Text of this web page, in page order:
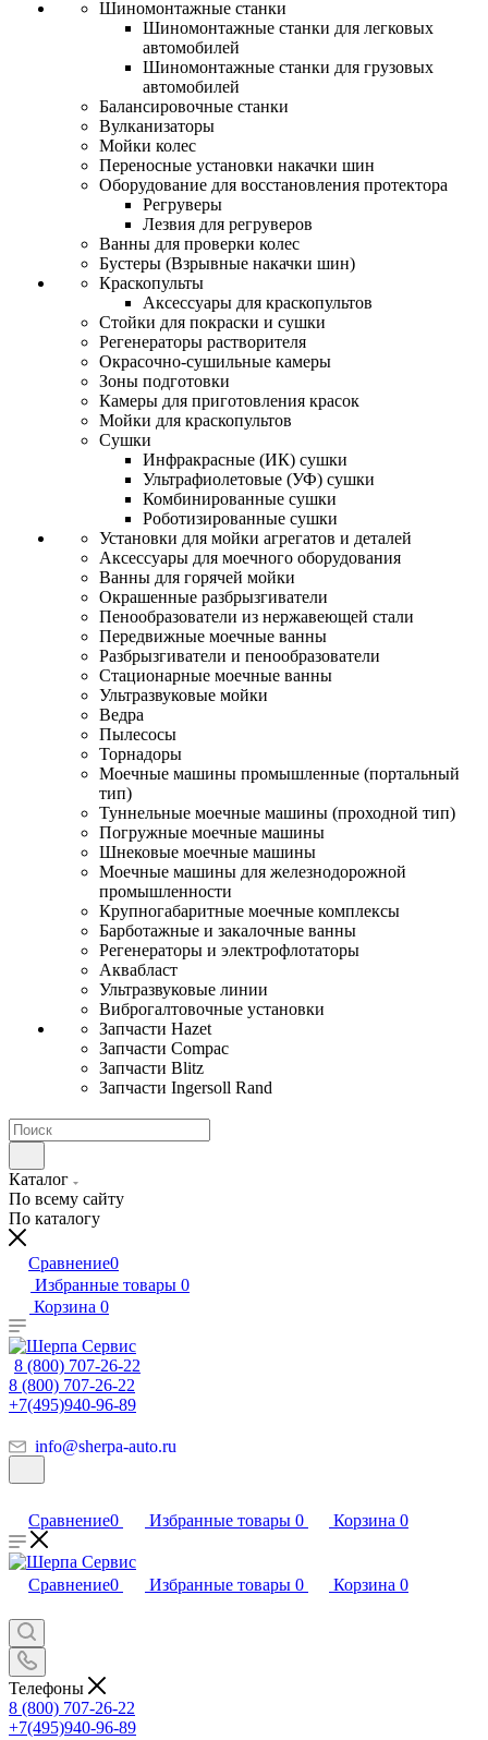
Шиномонтажные станки
Шиномонтажные станки для легковых
автомобилей
Шиномонтажные станки для грузовых
автомобилей
Балансировочные станки
Вулканизаторы
Мойки колес
Переносные установки накачки шин
Оборудование для восстановления протектора
Регруверы
Лезвия для регруверов
Ванны для проверки колес
Бустеры (Взрывные накачки шин)
Краскопульты
Аксессуары для краскопультов
Стойки для покраски и сушки
Регенераторы растворителя
Окрасочно-сушильные камеры
Зоны подготовки
Камеры для приготовления красок
Мойки для краскопультов
Сушки
Инфракрасные (ИК) сушки
Ультрафиолетовые (УФ) сушки
Комбинированные сушки
Роботизированные сушки
Установки для мойки агрегатов и деталей
Аксессуары для моечного оборудования
Ванны для горячей мойки
Окрашенные разбрызгиватели
Пенообразователи из нержавеющей стали
Передвижные моечные ванны
Разбрызгиватели и пенообразователи
Стационарные моечные ванны
Ультразвуковые мойки
Ведра
Пылесосы
Торнадоры
Моечные машины промышленные (портальный
тип)
Туннельные моечные машины (проходной тип)
Погружные моечные машины
Шнековые моечные машины
Моечные машины для железнодорожной
промышленности
Крупногабаритные моечные комплексы
Барботажные и закалочные ванны
Регенераторы и электрофлотаторы
Аквабласт
Ультразвуковые линии
Виброгалтовочные установки
Запчасти Hazet
Запчасти Compac
Запчасти Blitz
Запчасти Ingersoll Rand
Каталог
По всему сайту
По каталогу
Сравнение0
Избранные товары 0
Корзина 0
8 (800) 707-26-22
8 (800) 707-26-22
+7(495)940-96-89
info@sherpa-auto.ru
Сравнение0 Избранные товары 0 Корзина 0
Сравнение0 Избранные товары 0 Корзина 0
Телефоны
8 (800) 707-26-22
+7(495)940-96-89